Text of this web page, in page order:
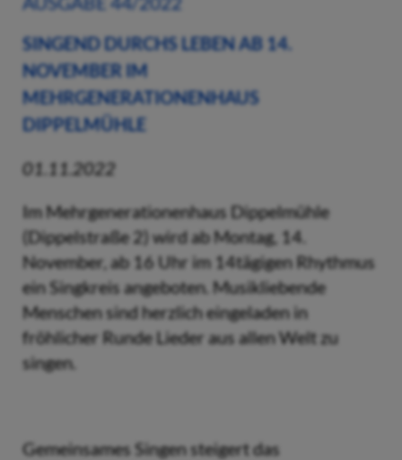
SINGEND DURCHS LEBEN AB 14.
NOVEMBER IM
MEHRGENERATIONENHAUS
DIPPELMÜHLE
01.11.2022
Im Mehrgenerationenhaus Dippelmühle
(Dippelstraße 2) wird ab Montag, 14.
November, ab 16 Uhr im 14tägigen Rhythmus
ein Singkreis angeboten. Musikliebende
Menschen sind herzlich eingeladen in
fröhlicher Runde Lieder aus allen Welt zu
singen.
Gemeinsames Singen steigert das